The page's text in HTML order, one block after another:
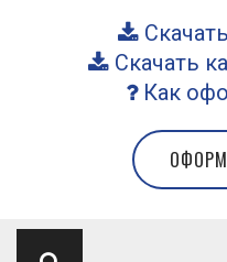
Скачать
Как